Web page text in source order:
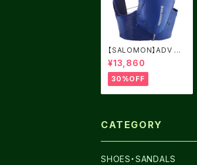
【SALOMON】ADV SK
IN 12 Surf The Web
¥13,860
30%OFF
CATEGORY
SHOES・SANDALS